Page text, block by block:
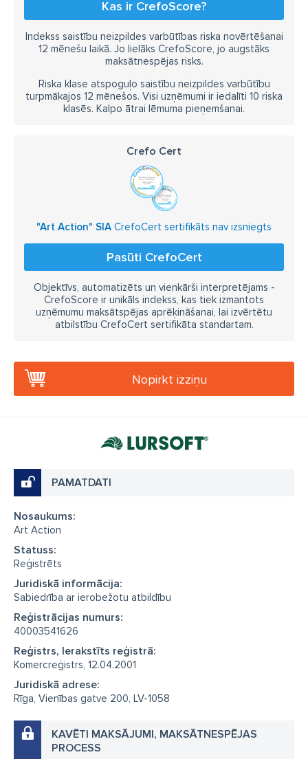
Kas ir CrefoScore?
Indekss saistību neizpildes varbūtības riska novērtēšanai
12 mēnešu laikā. Jo lielāks CrefoScore, jo augstāks
maksātnespējas risks.
Riska klase atspoguļo saistību neizpildes varbūtību
turpmākajos 12 mēnešos. Visi uzņēmumi ir iedalīti 10 riska
klasēs. Kalpo ātrai lēmuma pieņemšanai.
Crefo Cert
"Art Action" SIA CrefoCert sertifikāts nav izsniegts
Pasūti CrefoCert
Objektīvs, automatizēts un vienkārši interpretējams -
CrefoScore ir unikāls indekss, kas tiek izmantots
uzņēmumu maksātspējas aprēķināšanai, lai izvērtētu
atbilstību CrefoCert sertifikāta standartam.
Nopirkt izziņu
PAMATDATI
Nosaukums:
Art Action
Statuss:
Reģistrēts
Juridiskā informācija:
Sabiedrība ar ierobežotu atbildību
Reģistrācijas numurs:
40003541626
Reģistrs, Ierakstīts reģistrā:
Komercreģistrs, 12.04.2001
Juridiskā adrese:
Rīga, Vienības gatve 200, LV-1058
KAVĒTI MAKSĀJUMI, MAKSĀTNESPĒJAS
PROCESS